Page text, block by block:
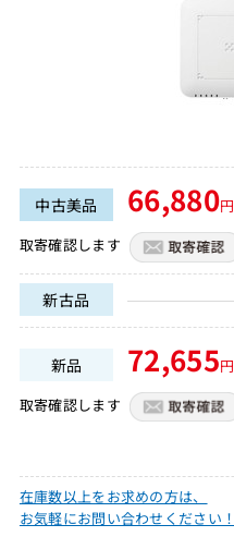
中古美品 66,880円
取寄確認します
新古品
新品 72,655円
取寄確認します
在庫数以上をお求めの方は、
お気軽にお問い合わせください！